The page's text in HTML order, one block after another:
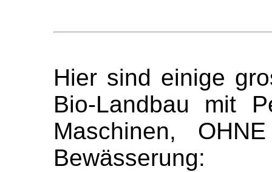
Hier sind einige
Bio-Landbau mit
Maschinen,
Bewässerung: